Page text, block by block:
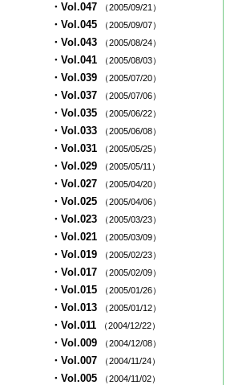
・Vol.047 （2005/09/21）
・Vol.045 （2005/09/07）
・Vol.043 （2005/08/24）
・Vol.041 （2005/08/03）
・Vol.039 （2005/07/20）
・Vol.037 （2005/07/06）
・Vol.035 （2005/06/22）
・Vol.033 （2005/06/08）
・Vol.031 （2005/05/25）
・Vol.029 （2005/05/11）
・Vol.027 （2005/04/20）
・Vol.025 （2005/04/06）
・Vol.023 （2005/03/23）
・Vol.021 （2005/03/09）
・Vol.019 （2005/02/23）
・Vol.017 （2005/02/09）
・Vol.015 （2005/01/26）
・Vol.013 （2005/01/12）
・Vol.011 （2004/12/22）
・Vol.009 （2004/12/08）
・Vol.007 （2004/11/24）
・Vol.005 （2004/11/02）